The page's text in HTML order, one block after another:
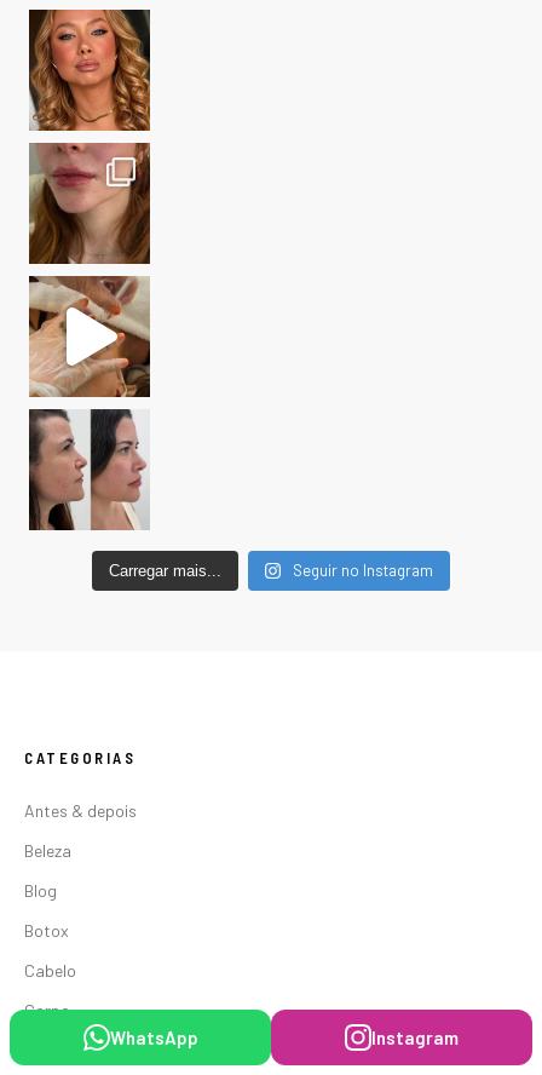
Carregar mais... Seguir no Instagram
CATEGORIAS
Antes & depois
Beleza
Blog
Botox
Cabelo
Corpo
WhatsApp Instagram